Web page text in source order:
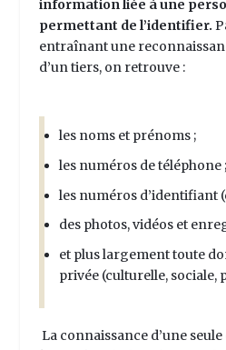
information liée à une
permettant de l’identifier.
entraînant une
d’un tiers, on retrouve :
les noms et prénoms ;
les numéros de téléphone ;
les numéros d’identifiant
des photos, vidéos et
et plus largement toute
privée (culturelle, sociale,
La connaissance d’une